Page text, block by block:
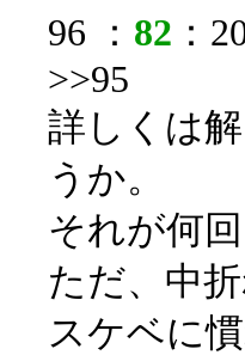
96 ： 82 ：
>>95
詳しくは
うか。
それが何
ただ、中
スケベに